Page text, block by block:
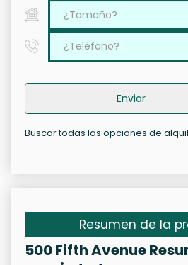
Enviar
Buscar todas las opciones de
Resumen de la
500 Fifth Avenue